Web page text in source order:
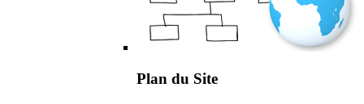
Plan du Site